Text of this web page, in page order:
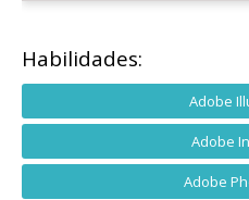
Habilidades:
Adobe
Adobe
Adobe